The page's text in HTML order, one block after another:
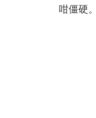
咁僵硬